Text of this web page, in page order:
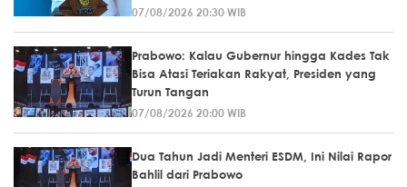
07/08/2026 20:30 WIB
Prabowo: Kalau Gubernur hingga Kades Tak
Bisa Atasi Teriakan Rakyat, Presiden yang
Turun Tangan
07/08/2026 20:00 WIB
Dua Tahun Jadi Menteri ESDM, Ini Nilai Rapor
Bahlil dari Prabowo